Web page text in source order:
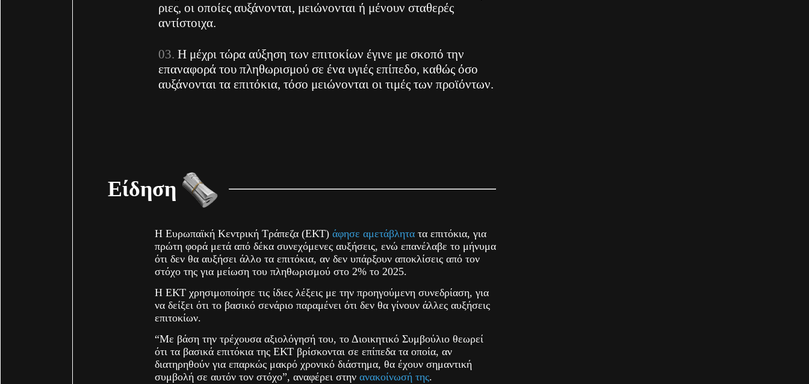
ριες, οι οποίες αυξάνονται, μειώνονται ή μένουν σταθερές
αντίστοιχα.
H μέχρι τώρα αύξηση των επιτοκίων έγινε με σκοπό την
επαναφορά του πληθωρισμού σε ένα υγιές επίπεδο, καθώς όσο
αυξάνονται τα επιτόκια, τόσο μειώνονται οι τιμές των προϊόντων.
Είδηση
Η Ευρωπαϊκή Κεντρική Τράπεζα (ΕΚΤ)άφησε αμετάβλητα τα επιτόκια, για
πρώτη φορά μετά από δέκα συνεχόμενες αυξήσεις, ενώ επανέλαβε το μήνυμα
ότι δεν θα αυξήσει άλλο τα επιτόκια, αν δεν υπάρξουν αποκλίσεις από τον
στόχο της για μείωση του πληθωρισμού στο 2% το 2025.
Η ΕΚΤ χρησιμοποίησε τις ίδιες λέξεις με την προηγούμενη συνεδρίαση, για
να δείξει ότι το βασικό σενάριο παραμένει ότι δεν θα γίνουν άλλες αυξήσεις
επιτοκίων.
“Με βάση την τρέχουσα αξιολόγησή του, το Διοικητικό Συμβούλιο θεωρεί
ότι τα βασικά επιτόκια της ΕΚΤ βρίσκονται σε επίπεδα τα οποία, αν
διατηρηθούν για επαρκώς μακρό χρονικό διάστημα, θα έχουν σημαντική
συμβολή σε αυτόν τον στόχο”, αναφέρει στηνανακοίνωσή της.